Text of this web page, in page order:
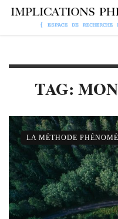
TAG:
LA MÉTHODE